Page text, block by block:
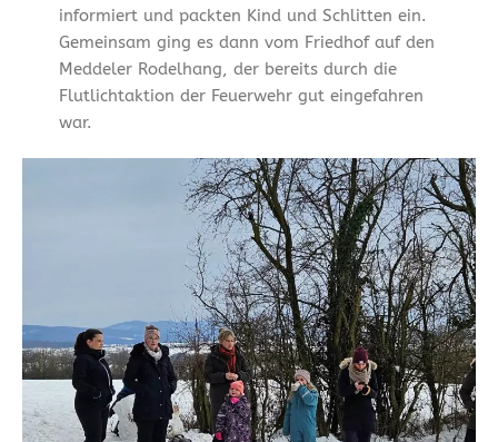
informiert und packten Kind und Schlitten ein.
Gemeinsam ging es dann vom Friedhof auf den
Meddeler Rodelhang, der bereits durch die
Flutlichtaktion der Feuerwehr gut eingefahren
war.